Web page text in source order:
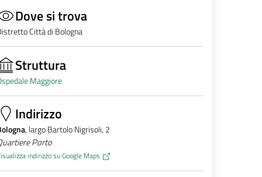
Dove si trova
Città di Bologna
Struttura
Maggiore
Indirizzo
, largo Bartolo Nigrisoli, 2
Porto
indirizzo su Google Maps